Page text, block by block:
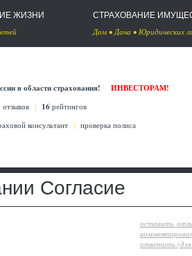
ЖИЗНИ СТРАХОВАНИЕ
Дом •Дача • Юридических
в области страхования!
ИНВЕСТОРАМ!
отзывов | 16 рейтингов
консультант | проверка полиса
Согласие
оставить
ответить